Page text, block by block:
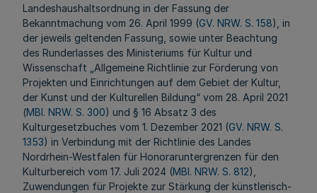
Landeshaushaltsordnung in der Fassung der
Bekanntmachung vom 26. April 1999 (GV. NRW. S. 158), in
der jeweils geltenden Fassung, sowie unter Beachtung
des Runderlasses des Ministeriums für Kultur und
Wissenschaft „Allgemeine Richtlinie zur Förderung von
Projekten und Einrichtungen auf dem Gebiet der Kultur,
der Kunst und der Kulturellen Bildung“ vom 28. April 2021
(MBl. NRW. S. 300) und § 16 Absatz 3 des
Kulturgesetzbuches vom 1. Dezember 2021 (GV. NRW. S.
1353) in Verbindung mit der Richtlinie des Landes
Nordrhein-Westfalen für Honoraruntergrenzen für den
Kulturbereich vom 17. Juli 2024 (MBl. NRW. S. 812),
Zuwendungen für Projekte zur Stärkung der künstlerisch-